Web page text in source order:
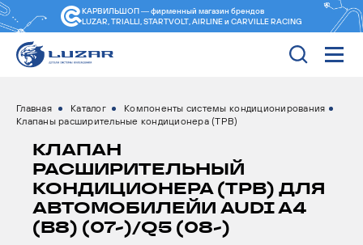
КАРВИЛЬШОП — фирменный магазин брендов
LUZAR, TRIALLI, STARTVOLT, AIRLINE и CARVILLE RACING
Главная Каталог
Компоненты системы кондиционирования
Клапаны расширительные кондиционера (ТРВ)
КЛАПАН
РАСШИРИТЕЛЬНЫЙ
КОНДИЦИОНЕРА (ТРВ) ДЛЯ
АВТОМОБИЛЕЙИ AUDI A4
(B8) (07-)/Q5 (08-)